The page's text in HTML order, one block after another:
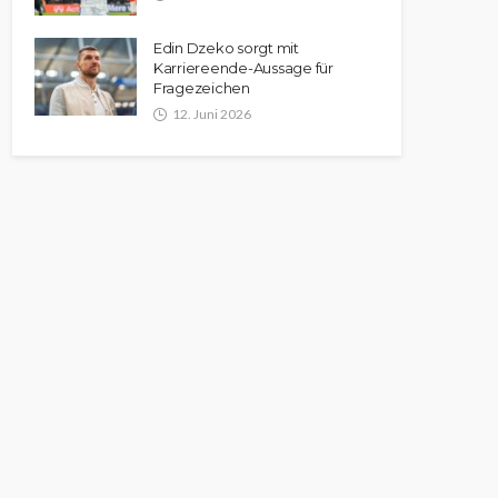
Edin Dzeko sorgt mit
Karriereende-Aussage für
Fragezeichen
12. Juni 2026